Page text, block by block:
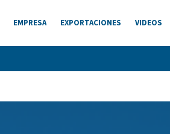
EMPRESA EXPORTACIONES VIDEOS